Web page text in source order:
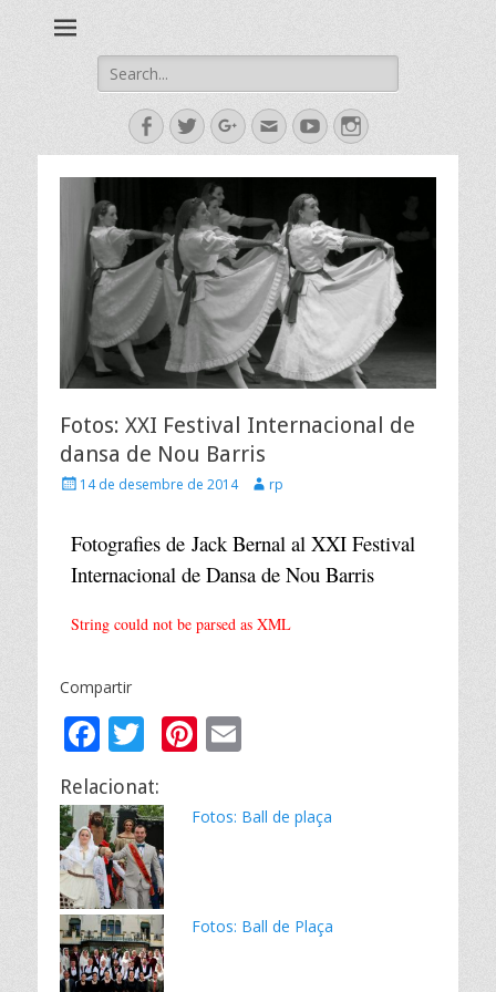
Fotos: XXI Festival Internacional de
dansa de Nou Barris
14 de desembre de 2014 rp
Fotografies de Jack Bernal al XXI Festival
Internacional de Dansa de Nou Barris
String could not be parsed as XML
Compartir
F
ac
e
b
o
o
k
T
w
itt
er
Pi
er ai
Relacionat:
Fotos: Ball de plaça
Fotos: Ball de Plaça